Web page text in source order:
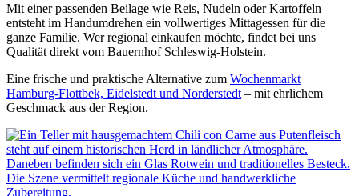
Mit einer passenden Beilage wie Reis, Nudeln oder Kartoffeln
entsteht im Handumdrehen ein vollwertiges Mittagessen für die
ganze Familie. Wer regional einkaufen möchte, findet bei uns
Qualität direkt vom Bauernhof Schleswig-Holstein.
Eine frische und praktische Alternative zum Wochenmarkt
Hamburg-Flottbek, Eidelstedt und Norderstedt – mit ehrlichem
Geschmack aus der Region.